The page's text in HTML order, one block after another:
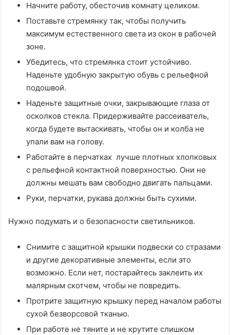
Начните работу, обесточив комнату целиком.
Поставьте стремянку так, чтобы получить
максимум естественного света из окон в рабочей
зоне.
Убедитесь, что стремянка стоит устойчиво.
Наденьте удобную закрытую обувь с рельефной
подошвой.
Наденьте защитные очки, закрывающие глаза от
осколков стекла. Придерживайте рассеиватель,
когда будете вытаскивать, чтобы он и колба не
упали вам на голову.
Работайте в перчатках лучше плотных хлопковых
с рельефной контактной поверхностью. Они не
должны мешать вам свободно двигать пальцами.
Руки, перчатки, рукава должны быть сухими.
Нужно подумать и о безопасности светильников.
Снимите с защитной крышки подвески со стразами
и другие декоративные элементы, если это
возможно. Если нет, постарайтесь заклеить их
малярным скотчем, чтобы не повредить.
Протрите защитную крышку перед началом работы
сухой безворсовой тканью.
При работе не тяните и не крутите слишком